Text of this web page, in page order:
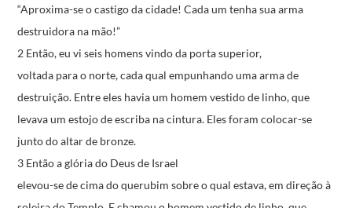
“Aproxima-se o castigo da cidade! Cada um tenha sua arma
destruidora na mão!”
2 Então, eu vi seis homens vindo da porta superior,
voltada para o norte,cada qual empunhando uma arma de
destruição. Entre eles havia um homem vestido de linho,que
levava um estojo de escriba na cintura. Eles foram colocar-se
junto do altar de bronze.
3 Então a glória do Deus de Israel
elevou-se de cima do querubim sobre o qual estava,em direção à